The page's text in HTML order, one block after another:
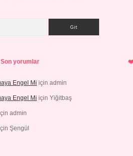
Son yorumlar
Engel Mi için admin
Engel Mi için Yiğitbaş
admin
Şengül